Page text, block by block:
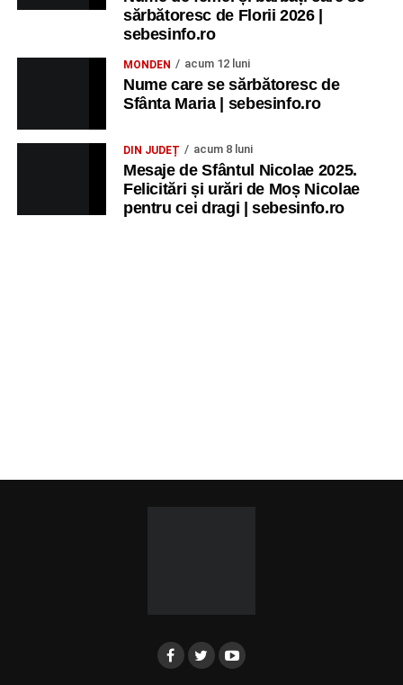
sărbătoresc de Florii 2026 |
sebesinfo.ro
MONDEN acum 12 luni
Nume care se sărbătoresc de
Sfânta Maria | sebesinfo.ro
DIN JUDEȚ acum 8 luni
Mesaje de Sfântul Nicolae 2025.
Felicitări și urări de Moș Nicolae
pentru cei dragi | sebesinfo.ro